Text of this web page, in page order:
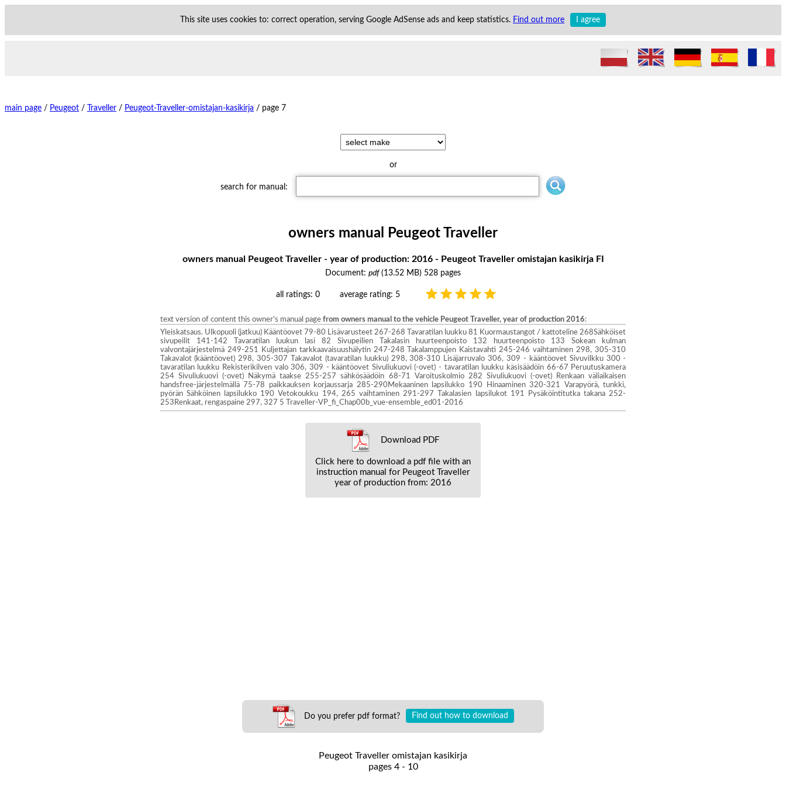
This site uses cookies to: correct operation, serving Google AdSense ads and keep statistics. Find out more I agree
main page / Peugeot / Traveller / Peugeot-Traveller-omistajan-kasikirja / page 7
or
search for manual:
owners manual Peugeot Traveller
owners manual Peugeot Traveller - year of production: 2016 - Peugeot Traveller omistajan kasikirja FI
Document: pdf(13.52 MB) 528 pages
all ratings: 0 average rating: 5
text version of content this owner's manual page from owners manual to the vehicle Peugeot Traveller, year of production 2016:
Yleiskatsaus. Ulkopuoli (jatkuu) Kääntöovet 79-80 Lisävarusteet 267-268 Tavaratilan luukku 81 Kuormaustangot / kattoteline 268Sähköiset
sivupeilit 141-142 Tavaratilan luukun lasi 82 Sivupeilien Takalasin huurteenpoisto 132 huurteenpoisto 133 Sokean kulman
valvontajärjestelmä 249-251 Kuljettajan tarkkaavaisuushälytin 247-248 Takalamppujen Kaistavahti 245-246 vaihtaminen 298, 305-310
Takavalot (kääntöovet) 298, 305-307 Takavalot (tavaratilan luukku) 298, 308-310 Lisäjarruvalo 306, 309 - kääntöovet Sivuvilkku 300 -
tavaratilan luukku Rekisterikilven valo 306, 309 - kääntöovet Sivuliukuovi (-ovet) - tavaratilan luukku käsisäädöin 66-67 Peruutuskamera
254 Sivuliukuovi (-ovet) Näkymä taakse 255-257 sähkösäädöin 68-71 Varoituskolmio 282 Sivuliukuovi (-ovet) Renkaan väliaikaisen
handsfree-järjestelmällä 75-78 paikkauksen korjaussarja 285-290Mekaaninen lapsilukko 190 Hinaaminen 320-321 Varapyörä, tunkki,
pyörän Sähköinen lapsilukko 190 Vetokoukku 194, 265 vaihtaminen 291-297 Takalasien lapsilukot 191 Pysäköintitutka takana 252-
253Renkaat, rengaspaine 297, 327 5 Traveller-VP_fi_Chap00b_vue-ensemble_ed01-2016
Download PDF
Click here to download a pdf file with an
instruction manual for Peugeot Traveller
year of production from: 2016
Do you prefer pdf format? Find out how to download
Peugeot Traveller omistajan kasikirja
pages 4 - 10